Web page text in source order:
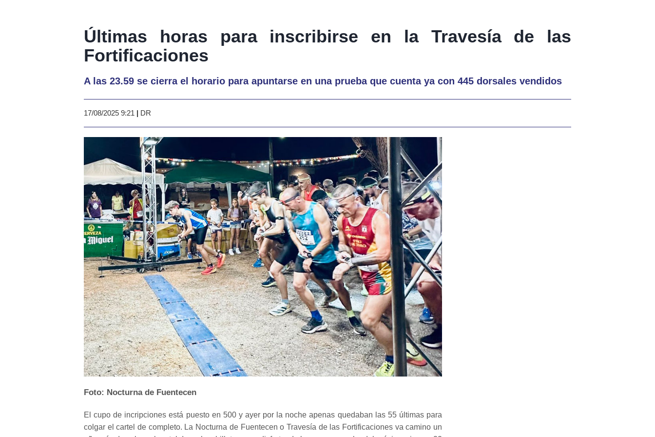
Últimas horas para inscribirse en la Travesía de las
Fortificaciones
A las 23.59 se cierra el horario para apuntarse en una prueba que cuenta ya con 445 dorsales vendidos
17/08/2025 9:21 | DR
Foto: Nocturna de Fuentecen
El cupo de incripciones está puesto en 500 y ayer por la noche apenas quedaban las 55 últimas para
colgar el cartel de completo. La Nocturna de Fuentecen o Travesía de las Fortificaciones va camino un